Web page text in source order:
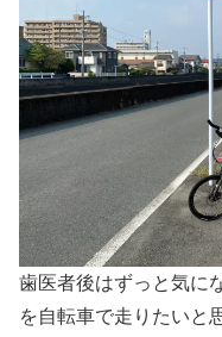
歯医者後はずっと気に
を自転車で走りたいと